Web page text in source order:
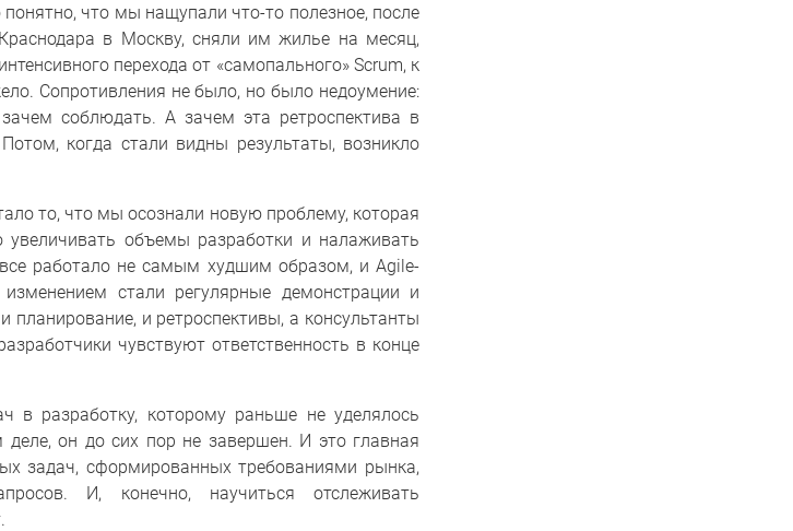
что мы нащупали что-то полезное, после
в Москву, сняли им жилье на месяц,
перехода от «самопального» Scrum, к
Сопротивления не было, но было недоумение:
соблюдать. А зачем эта ретроспектива в
когда стали видны результаты, возникло
то, что мы осознали новую проблему, которая
объемы разработки и налаживать
работало не самым худшим образом, и Agile-
стали регулярные демонстрации и
и ретроспективы, а консультанты
чувствуют ответственность в конце
в разработку, которому раньше не уделялось
он до сих пор не завершен. И это главная
задач, сформированных требованиями рынка,
И, конечно, научиться отслеживать